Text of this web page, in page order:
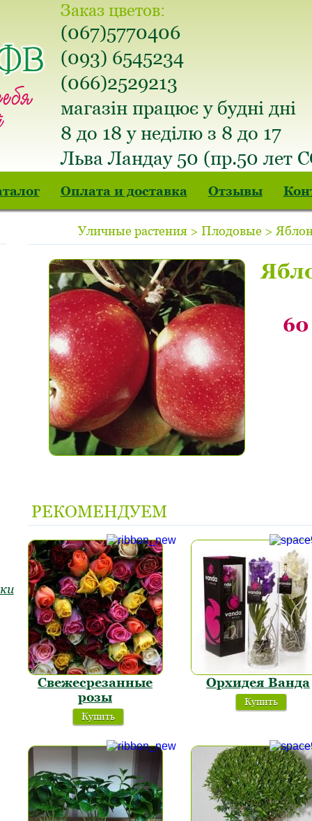
Заказ цветов:
(067)5770406
(093) 6545234
(066)2529213
магазін працює у будні дні
8 до 18 у неділю з 8 до 17
Льва Ландау 50 (пр.50 лет
Оплата и доставка Отзывы
Уличные растения > Плодовые >
60
РЕКОМЕНДУЕМ
Свежесрезанные
розы
Купить
Орхидея Ванда
Купить